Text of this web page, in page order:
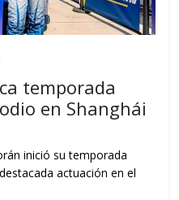
temporada
en Shanghái
inició su temporada
actuación en el